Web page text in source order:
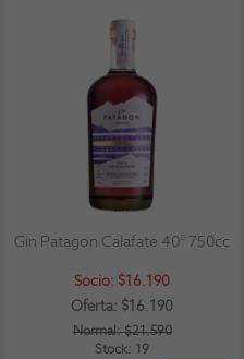
Gin Patagon Calafate 40° 750cc
Socio: $16.190
Oferta: $16.190
Normal: $21.590
Stock: 19